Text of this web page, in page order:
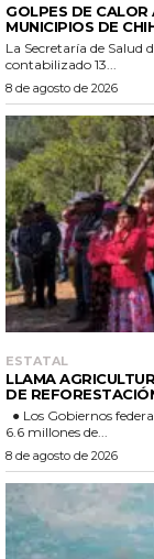
GOLPES DE
MUNICIPIOS DE
La Secretaría de Salud
contabilizado 13...
8 de agosto de 2026
ESTATAL
LLAMA
DE
6.6 millones de...
8 de agosto de 2026